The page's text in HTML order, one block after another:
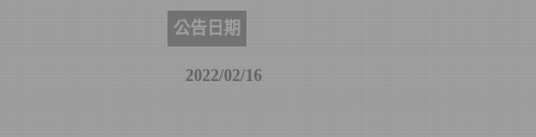
公告日期
2022/02/16